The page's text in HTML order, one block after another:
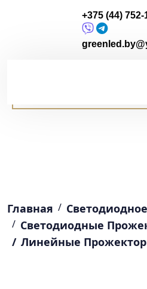
+375 (44) 752-
Главная
Светодиодные
Линейные